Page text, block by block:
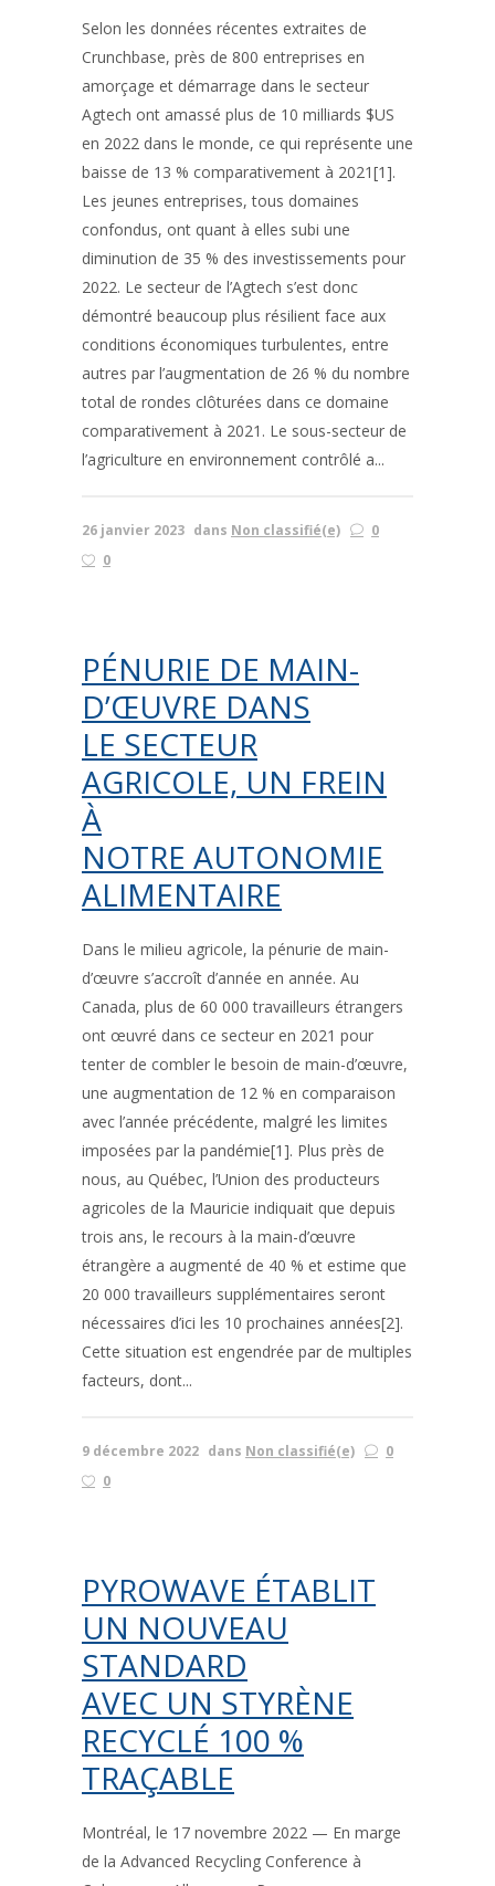
Selon les données récentes extraites de
Crunchbase, près de 800 entreprises en
amorçage et démarrage dans le secteur
Agtech ont amassé plus de 10 milliards $US
en 2022 dans le monde, ce qui représente une
baisse de 13 % comparativement à 2021[1].
Les jeunes entreprises, tous domaines
confondus, ont quant à elles subi une
diminution de 35 % des investissements pour
2022. Le secteur de l’Agtech s’est donc
démontré beaucoup plus résilient face aux
conditions économiques turbulentes, entre
autres par l’augmentation de 26 % du nombre
total de rondes clôturées dans ce domaine
comparativement à 2021. Le sous-secteur de
l’agriculture en environnement contrôlé a...
26 janvier 2023 dans Non classifié(e)
0
0
PÉNURIE DE MAIN-
D’ŒUVRE DANS
LE SECTEUR
AGRICOLE, UN FREIN
À
NOTRE AUTONOMIE
ALIMENTAIRE
Dans le milieu agricole, la pénurie de main-
d’œuvre s’accroît d’année en année. Au
Canada, plus de 60 000 travailleurs étrangers
ont œuvré dans ce secteur en 2021 pour
tenter de combler le besoin de main-d’œuvre,
une augmentation de 12 % en comparaison
avec l’année précédente, malgré les limites
imposées par la pandémie[1]. Plus près de
nous, au Québec, l’Union des producteurs
agricoles de la Mauricie indiquait que depuis
trois ans, le recours à la main-d’œuvre
étrangère a augmenté de 40 % et estime que
20 000 travailleurs supplémentaires seront
nécessaires d’ici les 10 prochaines années[2].
Cette situation est engendrée par de multiples
facteurs, dont...
9 décembre 2022 dans Non classifié(e)
0
0
PYROWAVE ÉTABLIT
UN NOUVEAU
STANDARD
AVEC UN STYRÈNE
RECYCLÉ 100 %
TRAÇABLE
Montréal, le 17 novembre 2022 — En marge
de la Advanced Recycling Conference à